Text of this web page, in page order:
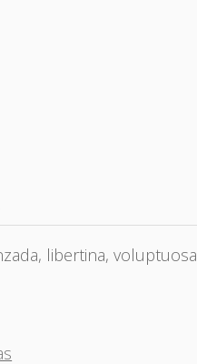
libertina, voluptuosa